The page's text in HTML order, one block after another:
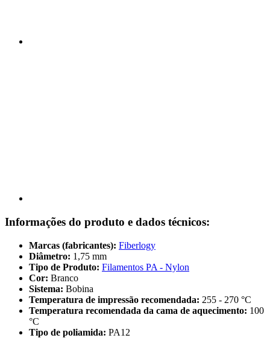
Informações do produto e dados técnicos:
Marcas (fabricantes): Fiberlogy
Diâmetro: 1,75 mm
Tipo de Produto: Filamentos PA - Nylon
Cor: Branco
Sistema: Bobina
Temperatura de impressão recomendada: 255 - 270 °C
Temperatura recomendada da cama de aquecimento: 100
°C
Tipo de poliamida: PA12